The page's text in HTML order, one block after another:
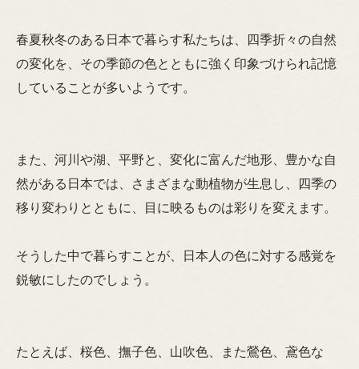
春夏秋冬のある日本で暮らす私たちは、四季折々の自然
の変化を、その季節の色とともに強く印象づけられ記憶
していることが多いようです。
また、河川や湖、平野と、変化に富んだ地形、豊かな自
然がある日本では、さまざまな動植物が生息し、四季の
移り変わりとともに、目に映るものは彩りを変えます。
そうした中で暮らすことが、日本人の色に対する感覚を
鋭敏にしたのでしょう。
たとえば、桜色、撫子色、山吹色、また鶯色、鳶色な